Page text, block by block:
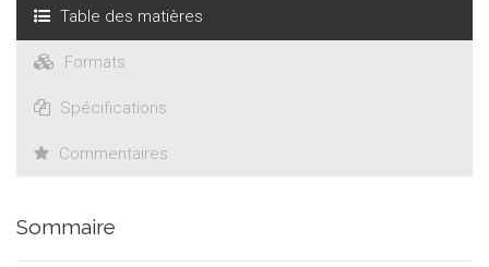
Table des matières
Formats
Spécifications
Commentaires
Sommaire